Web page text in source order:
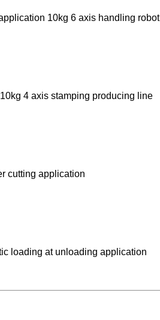
10kg 6 axis handling robot
4 axis stamping producing line
cutting application
loading at unloading application